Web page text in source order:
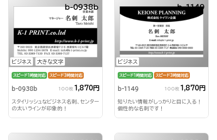
ビジネス 大きな文字
b-0938b
スピード1時間対応 スピード3時間対応
b-0938b 100枚 1,870円
スタイリッシュなビジネス名刺、センター
の太いラインが印象的！
ビジネス
b-1149
スピード1時間対応 スピード3時間対応
b-1149 100枚 1,870円
知りたい情報がしっかりと目に入る！
個性的な名刺です！